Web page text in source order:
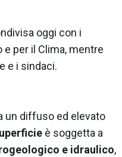
oggi con i
per il Clima, mentre
e i sindaci.
un diffuso ed elevato
è soggetta a
e idraulico,